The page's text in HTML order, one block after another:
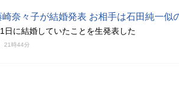
崎奈々子が結婚発表 お相手は石田純一似
日に結婚していたことを生発表した
21時44分